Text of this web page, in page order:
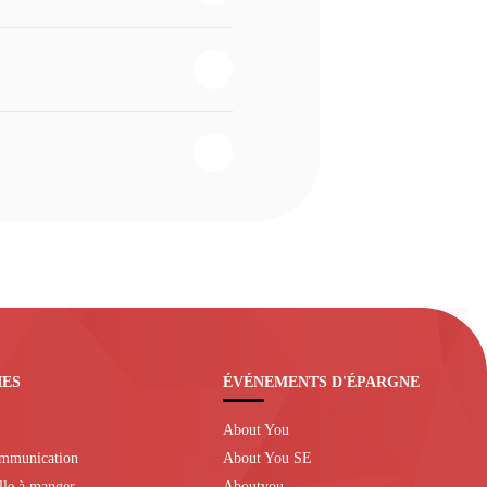
ÉVÉNEMENTS D'ÉPARGNE
About You
About You SE